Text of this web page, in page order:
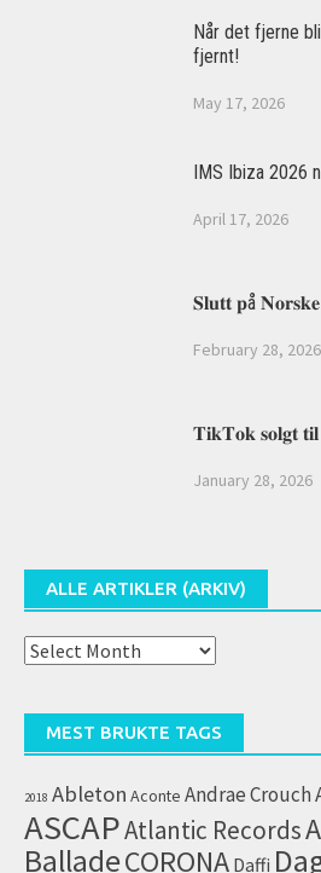
Når det fjerne
fjernt!
May 17, 2026
IMS Ibiza 2026
April 17, 2026
𝐒𝐥𝐮𝐭𝐭 𝐩å
February 28, 2026
𝐓𝐢𝐤𝐓𝐨𝐤 𝐬𝐨𝐥𝐠𝐭
January 28, 2026
ALLE ARTIKLER (ARKIV)
Alle
MEST BRUKTE TAGS
2018 Ableton Aconte Andrae Crouch
ASCAPAtlantic Records
BalladeCORONA Daffi